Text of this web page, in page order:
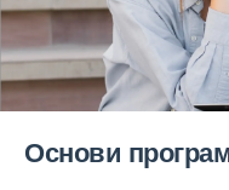
Основи